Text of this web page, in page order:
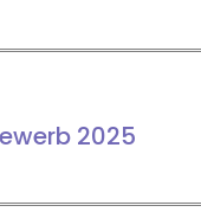
2025